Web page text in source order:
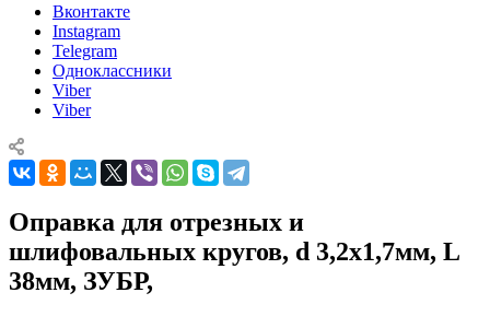
Вконтакте
Instagram
Telegram
Одноклассники
Viber
Viber
Оправка для отрезных и
шлифовальных кругов, d 3,2х1,7мм, L
38мм, ЗУБР,